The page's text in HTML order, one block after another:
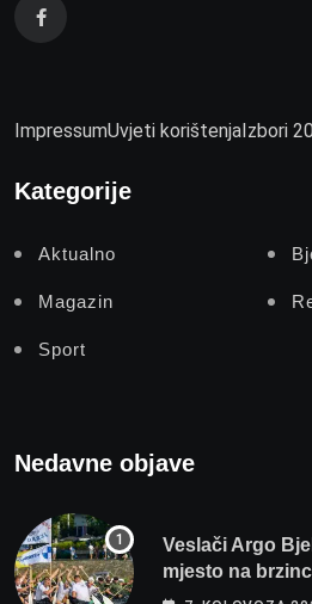
ImpressumUvjeti korištenja Izbori
Kategorije
Aktualno
Magazin
Sport
Nedavne objave
Veslači Argo
mjesto na